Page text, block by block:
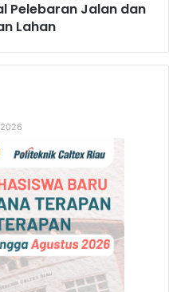
Pelebaran Jalan dan
Lahan